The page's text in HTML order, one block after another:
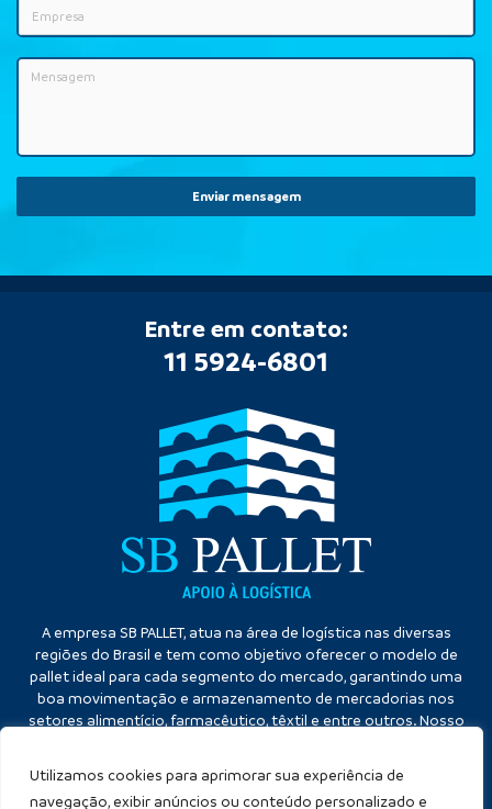
Utilizamos cookies para aprimorar sua experiência de
navegação, exibir anúncios ou conteúdo personalizado e
Enviar mensagem
Entre em contato:
11 5924-6801
A empresa SB PALLET, atua na área de logística nas diversas
regiões do Brasil e tem como objetivo oferecer o modelo de
pallet ideal para cada segmento do mercado, garantindo uma
boa movimentação e armazenamento de mercadorias nos
setores alimentício, farmacêutico, têxtil e entre outros. Nosso